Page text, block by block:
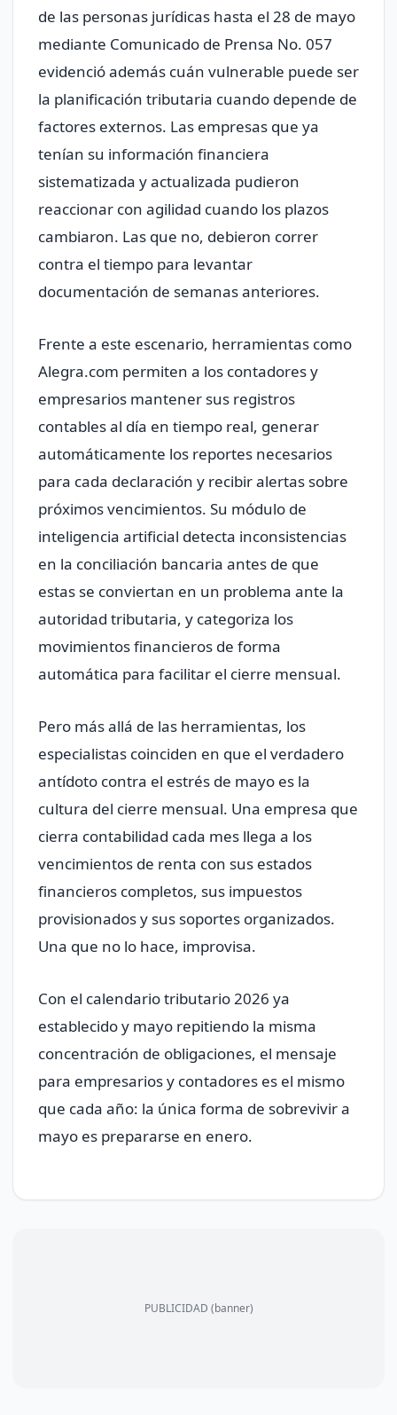
de las personas jurídicas hasta el 28 de mayo
mediante Comunicado de Prensa No. 057
evidenció además cuán vulnerable puede ser
la planificación tributaria cuando depende de
factores externos. Las empresas que ya
tenían su información financiera
sistematizada y actualizada pudieron
reaccionar con agilidad cuando los plazos
cambiaron. Las que no, debieron correr
contra el tiempo para levantar
documentación de semanas anteriores.
Frente a este escenario, herramientas como
Alegra.com permiten a los contadores y
empresarios mantener sus registros
contables al día en tiempo real, generar
automáticamente los reportes necesarios
para cada declaración y recibir alertas sobre
próximos vencimientos. Su módulo de
inteligencia artificial detecta inconsistencias
en la conciliación bancaria antes de que
estas se conviertan en un problema ante la
autoridad tributaria, y categoriza los
movimientos financieros de forma
automática para facilitar el cierre mensual.
Pero más allá de las herramientas, los
especialistas coinciden en que el verdadero
antídoto contra el estrés de mayo es la
cultura del cierre mensual. Una empresa que
cierra contabilidad cada mes llega a los
vencimientos de renta con sus estados
financieros completos, sus impuestos
provisionados y sus soportes organizados.
Una que no lo hace, improvisa.
Con el calendario tributario 2026 ya
establecido y mayo repitiendo la misma
concentración de obligaciones, el mensaje
para empresarios y contadores es el mismo
que cada año: la única forma de sobrevivir a
mayo es prepararse en enero.
PUBLICIDAD (banner)